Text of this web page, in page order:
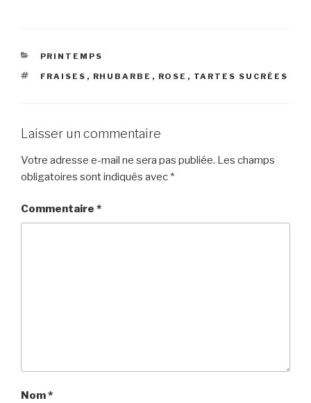
CATÉGORIES
PRINTEMPS
ÉTIQUETTES
FRAISES , RHUBARBE , ROSE , TARTES SUCRÉES
Laisser un commentaire
Votre adresse e-mail ne sera pas publiée. Les champs
obligatoires sont indiqués avec *
Commentaire *
Nom*